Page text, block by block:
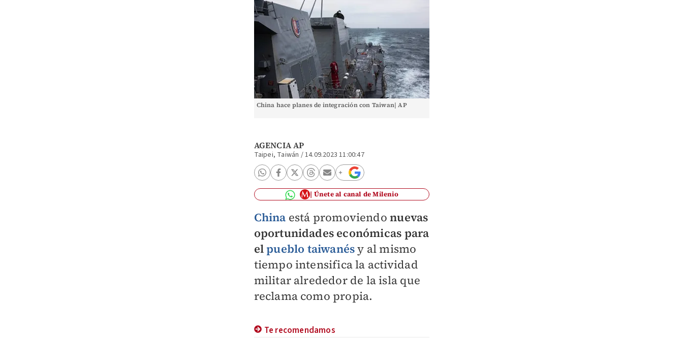
China hace planes de integración con Taiwan| AP
AGENCIA AP
Taipei, Taiwán /14.09.2023 11:00:47
Únete al canal de Milenio
China está promoviendo nuevas
oportunidades económicas para
elpueblo taiwanésy al mismo
tiempo intensifica la actividad
militar alrededor de la isla que
reclama como propia.
Te recomendamos